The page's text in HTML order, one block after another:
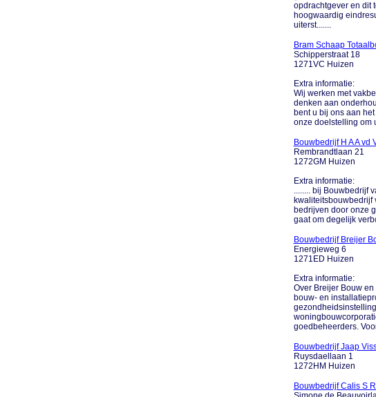
opdrachtgever en dit
hoogwaardig
uiterst.......
Bram Schaap
Schipperstraat 18
1271VC Huizen
Extra informatie:
Wij werken met
denken aan
bent u bij ons aan
onze doelstelling om
Bouwbedrijf H A A vd
Rembrandtlaan 21
1272GM Huizen
Extra informatie:
........ bij Bouwbedrijf
kwaliteitsbouwbedrijf
bedrijven door onze
gaat om degelijk
Bouwbedrijf Breijer
Energieweg 6
1271ED Huizen
Extra informatie:
Over Breijer Bouw
bouw- en
goedbeheerders.
Bouwbedrijf Jaap
Ruysdaellaan 1
1272HM Huizen
Bouwbedrijf Calis S